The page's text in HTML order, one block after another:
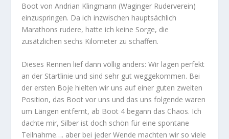
Boot von Andrian Klingmann (Waginger Ruderverein)
einzuspringen. Da ich inzwischen hauptsächlich
Marathons rudere, hatte ich keine Sorge, die
zusätzlichen sechs Kilometer zu schaffen.
Dieses Rennen lief dann völlig anders: Wir lagen perfekt
an der Startlinie und sind sehr gut weggekommen. Bei
der ersten Boje hielten wir uns auf einer guten zweiten
Position, das Boot vor uns und das uns folgende waren
um Längen entfernt, ab Boot 4 begann das Chaos. Ich
dachte mir, Silber ist doch schön für eine spontane
Teilnahme…. aber bei jeder Wende machten wir so viele